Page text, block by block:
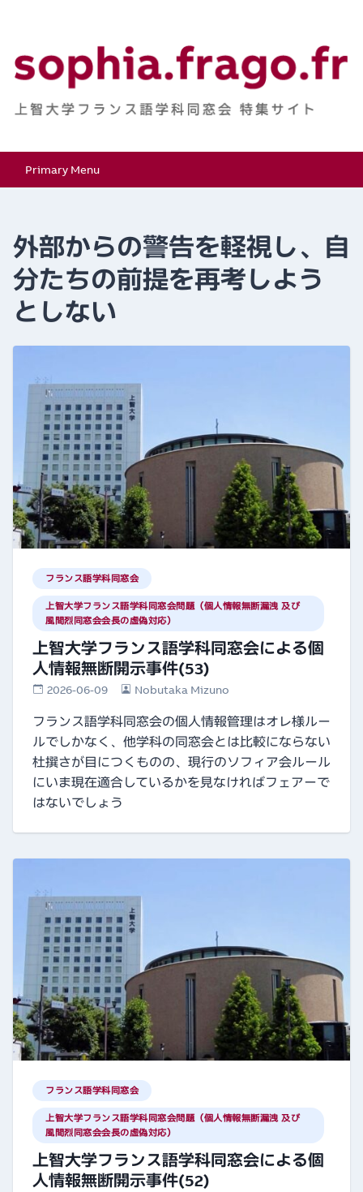
上智大学フランス語学
科同窓会
Primary Menu
外部からの警告を軽視し、自
分たちの前提を再考しよう
としない
フランス語学科同窓会
上智大学フランス語学科同窓会問題（個人情報無断漏洩 及び
風間烈同窓会会長の虚偽対応）
上智大学フランス語学科同窓会による個
人情報無断開示事件(53)
2026-06-09 Nobutaka Mizuno
フランス語学科同窓会の個人情報管理はオレ様ルー
ルでしかなく、他学科の同窓会とは比較にならない
杜撰さが目につくものの、現行のソフィア会ルール
にいま現在適合しているかを見なければフェアーで
はないでしょう
フランス語学科同窓会
上智大学フランス語学科同窓会問題（個人情報無断漏洩 及び
風間烈同窓会会長の虚偽対応）
上智大学フランス語学科同窓会による個
人情報無断開示事件(52)